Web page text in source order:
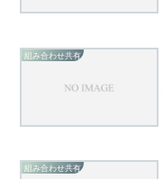
組み合わせ共有
組み合わせ共有